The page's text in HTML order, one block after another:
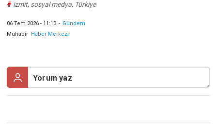
# izmit, sosyal medya, Türkiye
06 Tem 2026 - 11:13 - Gündem
Muhabir
Haber Merkezi